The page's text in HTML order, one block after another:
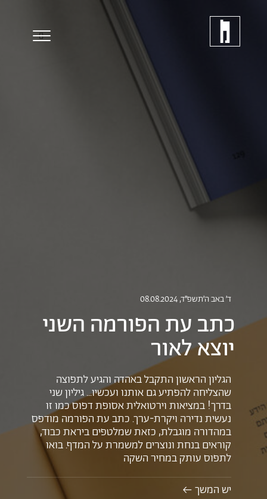
ד׳ באב ה׳תשפ״ד, 08.08.2024
כתב עת הפורמה השני
יוצא לאור
הגליון הראשון התקבל באהדה והגיע לתפוצה
שהצליחה להפתיע גם אותנו ועכשיו... גיליון שני
בדרך! במציאות וירטואלית אסופת דפוס כמו זו
נעשית נדירה ויקרת-ערך. כתב עת הפורמה מודפס
במהדורה מוגבלת, כזאת שמלטפים ביראת כבוד,
קוראים בנחת ונוצרים למשמרת על המדף. בואו
לתפוס עותק במחיר השקה
יש המשך ←